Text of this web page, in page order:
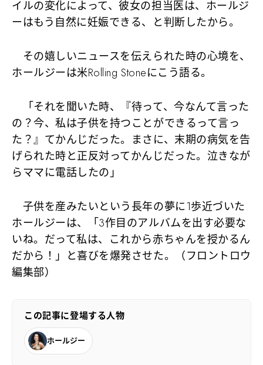
イルの変化によって、彼女の担当医は、ホールジ
ーはもう自然に妊娠できる、と判断したから。
その嬉しいニュースを伝えられた時の心境を、
ホールジーは米Rolling Stoneにこう語る。
「それを聞いた時、『待って、今なんて言った
の？今、私は子供を持つことができるって言っ
た？』てかんじだった。まさに、末期の病気を告
げられた時と正反対ってかんじだった。泣きなが
らママに電話したの」
子供を産みたいという長年の夢に1歩近づいた
ホールジーは、「3作目のアルバムを出す必要な
いね。だって私は、これから赤ちゃんを授かるん
だから！」と喜びを爆発させた。（フロントロウ
編集部）
この記事に登場する人物
ホールジー